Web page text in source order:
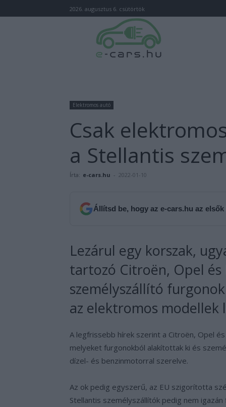
2026. augusztus 6. csütörtök
Elektromos autó
Csak
a Stellantis
Írta: e-cars.hu - 2022-01-10
Állítsd be, hogy az e-cars.hu az
Lezárul egy korszak,
tartozó Citroën, Opel és
személyszállító
az elektromos modellek
A legfrissebb hírek szerint a Citroën, Opel
melyeket furgonokból alakítottak ki és
dízel- és benzinmotorral szerelve.
Az ok pedig egyszerű, az EU szigorította
Stellantis személyszállítók pedig nem